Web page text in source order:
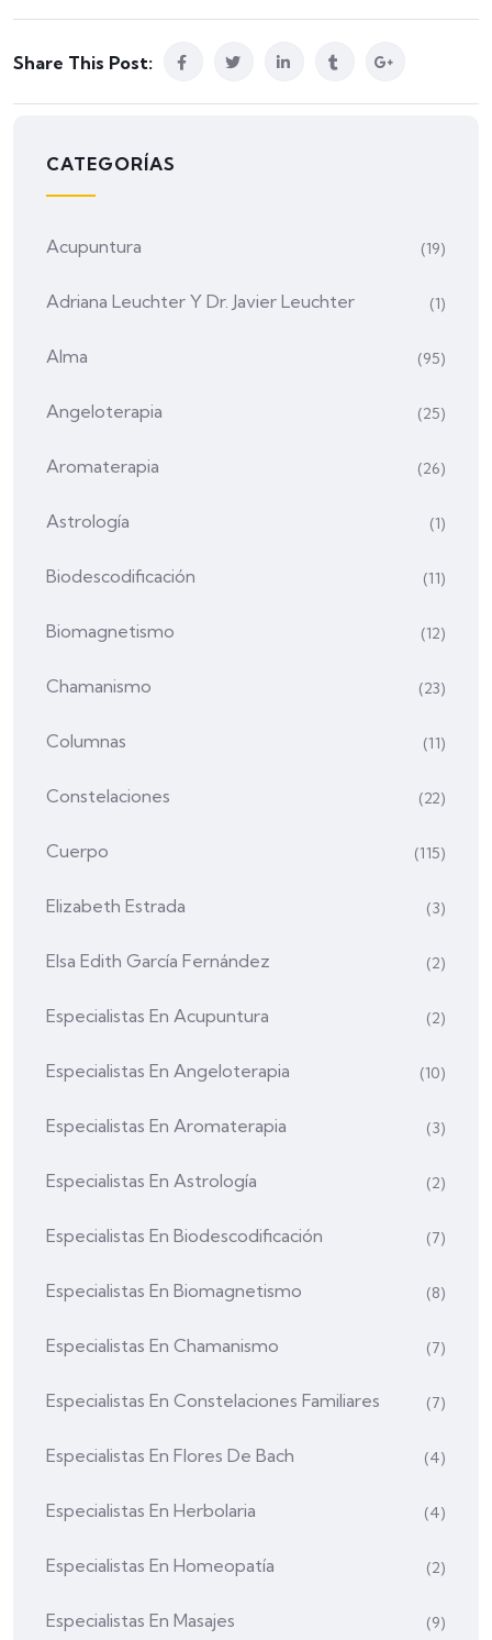
Share This Post:
CATEGORÍAS
Acupuntura (19)
Adriana Leuchter Y Dr. Javier Leuchter (1)
Alma (95)
Angeloterapia (25)
Aromaterapia (26)
Astrología (1)
Biodescodificación (11)
Biomagnetismo (12)
Chamanismo (23)
Columnas (11)
Constelaciones (22)
Cuerpo (115)
Elizabeth Estrada (3)
Elsa Edith García Fernández (2)
Especialistas En Acupuntura (2)
Especialistas En Angeloterapia (10)
Especialistas En Aromaterapia (3)
Especialistas En Astrología (2)
Especialistas En Biodescodificación (7)
Especialistas En Biomagnetismo (8)
Especialistas En Chamanismo (7)
Especialistas En Constelaciones Familiares (7)
Especialistas En Flores De Bach (4)
Especialistas En Herbolaria (4)
Especialistas En Homeopatía (2)
Especialistas En Masajes (9)